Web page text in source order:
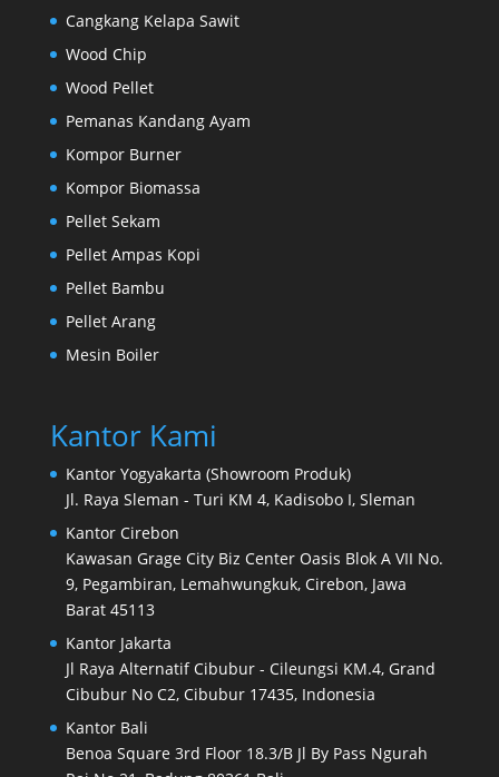
Cangkang Kelapa Sawit
Wood Chip
Wood Pellet
Pemanas Kandang Ayam
Kompor Burner
Kompor Biomassa
Pellet Sekam
Pellet Ampas Kopi
Pellet Bambu
Pellet Arang
Mesin Boiler
Kantor Kami
Kantor Yogyakarta (Showroom Produk)
Jl. Raya Sleman - Turi KM 4, Kadisobo I, Sleman
Kantor Cirebon
Kawasan Grage City Biz Center Oasis Blok A VII No.
9, Pegambiran, Lemahwungkuk, Cirebon, Jawa
Barat 45113
Kantor Jakarta
Jl Raya Alternatif Cibubur - Cileungsi KM.4, Grand
Cibubur No C2, Cibubur 17435, Indonesia
Kantor Bali
Benoa Square 3rd Floor 18.3/B Jl By Pass Ngurah